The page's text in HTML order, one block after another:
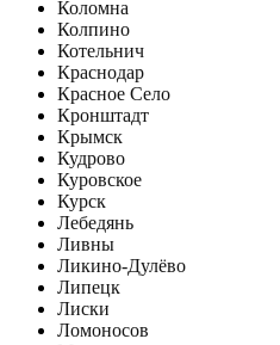
Коломна
Колпино
Котельнич
Краснодар
Красное Село
Кронштадт
Крымск
Кудрово
Куровское
Курск
Лебедянь
Ливны
Ликино-Дулёво
Липецк
Лиски
Ломоносов